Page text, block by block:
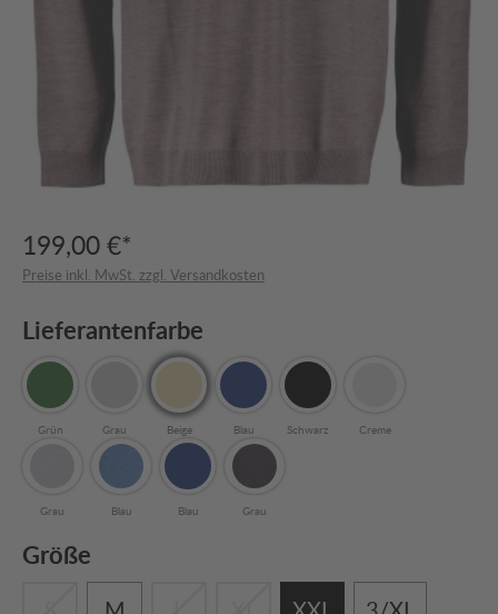
199,00 €*
Preise inkl. MwSt. zzgl. Versandkosten
Lieferantenfarbe
Grün Grau Beige Blau Schwarz Creme
Grau Blau Blau Grau
Größe